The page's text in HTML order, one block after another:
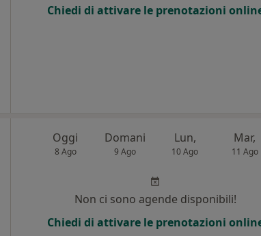
Chiedi di attivare le prenotazioni
Oggi
8 Ago
Domani
9 Ago
Lun,
10 Ago
Mar,
11 Ago
Non ci sono agende disponibili!
Chiedi di attivare le prenotazioni